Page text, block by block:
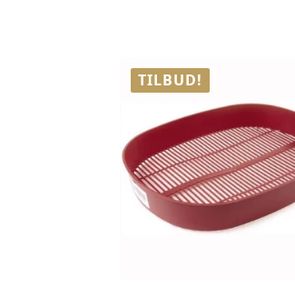
TILBUD!